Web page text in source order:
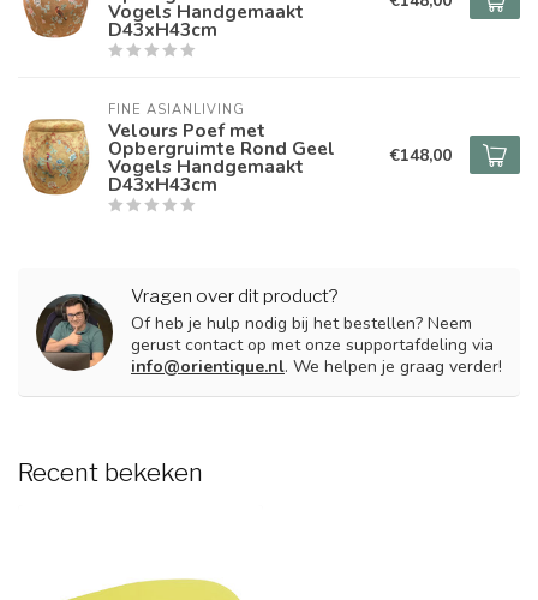
Vogels Handgemaakt
D43xH43cm
FINE ASIANLIVING
Velours Poef met
Opbergruimte Rond Geel
Vogels Handgemaakt
D43xH43cm
€148,00
Vragen over dit product?
Of heb je hulp nodig bij het bestellen? Neem
gerust contact op met onze supportafdeling via
info@orientique.nl. We helpen je graag verder!
Recent bekeken